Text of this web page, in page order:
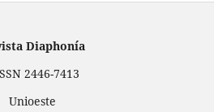
Diaphonía
2446-7413
Unioeste